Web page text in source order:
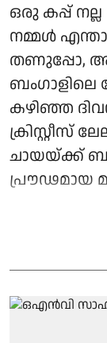
ഒരു കപ്പ്
നമ്മള്‍
തണുപ്പോ,
ബംഗാളിലെ
കഴിഞ്ഞ
ക്രിസ്റ്റീസ്
ചായയ്ക്ക്
പ്രൗഢമായ